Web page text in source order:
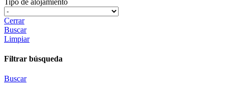
Cerrar
Buscar
Limpiar
Filtrar búsqueda
Buscar